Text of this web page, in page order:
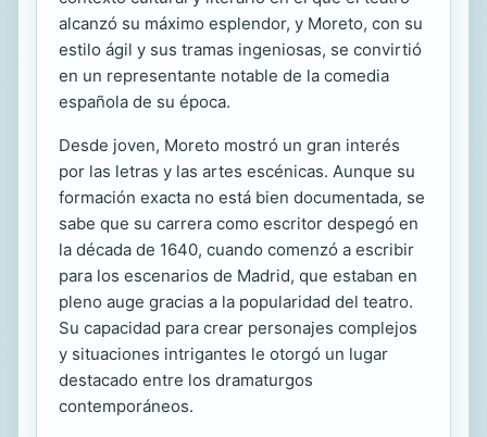
alcanzó su máximo esplendor, y Moreto, con su
estilo ágil y sus tramas ingeniosas, se convirtió
en un representante notable de la comedia
española de su época.
Desde joven, Moreto mostró un gran interés
por las letras y las artes escénicas. Aunque su
formación exacta no está bien documentada, se
sabe que su carrera como escritor despegó en
la década de 1640, cuando comenzó a escribir
para los escenarios de Madrid, que estaban en
pleno auge gracias a la popularidad del teatro.
Su capacidad para crear personajes complejos
y situaciones intrigantes le otorgó un lugar
destacado entre los dramaturgos
contemporáneos.